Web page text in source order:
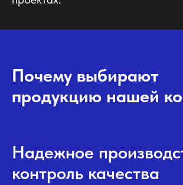
Почему выбирают
продукцию нашей
Надежное
контроль качества